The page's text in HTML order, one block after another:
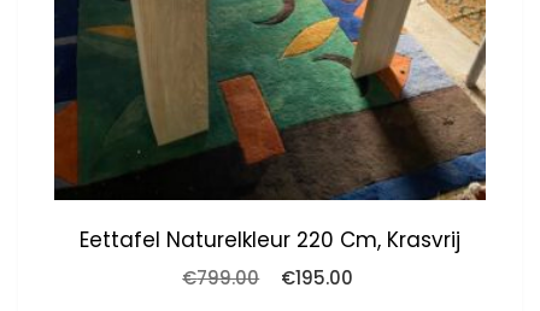
Eettafel Naturelkleur 220 Cm, Krasvrij
€799.00
Oorspronkelijke
€195.00